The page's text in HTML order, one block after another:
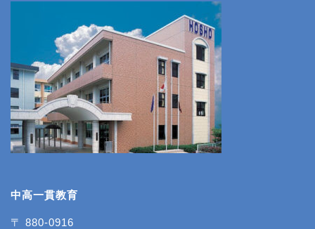
中高一貫教育
〒 880-0916